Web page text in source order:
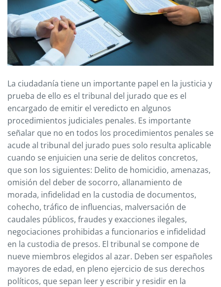
La ciudadanía tiene un importante papel en la justicia y
prueba de ello es el tribunal del jurado que es el
encargado de emitir el veredicto en algunos
procedimientos judiciales penales. Es importante
señalar que no en todos los procedimientos penales se
acude al tribunal del jurado pues solo resulta aplicable
cuando se enjuicien una serie de delitos concretos,
que son los siguientes: Delito de homicidio, amenazas,
omisión del deber de socorro, allanamiento de
morada, infidelidad en la custodia de documentos,
cohecho, tráfico de influencias, malversación de
caudales públicos, fraudes y exacciones ilegales,
negociaciones prohibidas a funcionarios e infidelidad
en la custodia de presos. El tribunal se compone de
nueve miembros elegidos al azar. Deben ser españoles
mayores de edad, en pleno ejercicio de sus derechos
políticos, que sepan leer y escribir y residir en la